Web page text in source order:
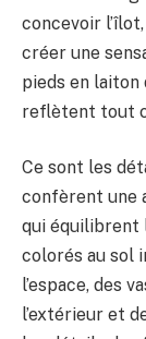
concevoir
créer une
pieds en laiton
reflètent tout
Ce sont les
confèrent une
qui équilibrent
colorés au sol
l’espace, des
l’extérieur et